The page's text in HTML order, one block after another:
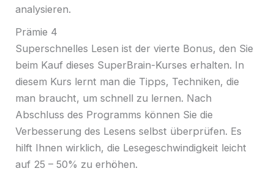
analysieren.
Prämie 4
Superschnelles Lesen ist der vierte Bonus, den Sie
beim Kauf dieses SuperBrain-Kurses erhalten. In
diesem Kurs lernt man die Tipps, Techniken, die
man braucht, um schnell zu lernen. Nach
Abschluss des Programms können Sie die
Verbesserung des Lesens selbst überprüfen. Es
hilft Ihnen wirklich, die Lesegeschwindigkeit leicht
auf 25 – 50% zu erhöhen.